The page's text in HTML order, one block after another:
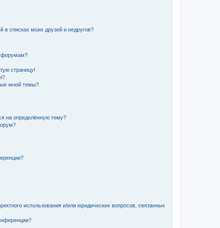
в списках моих друзей и недругов?
форумам?
страницу!
мной темы?
на определённую тему?
использования и/или юридических вопросов, связанных